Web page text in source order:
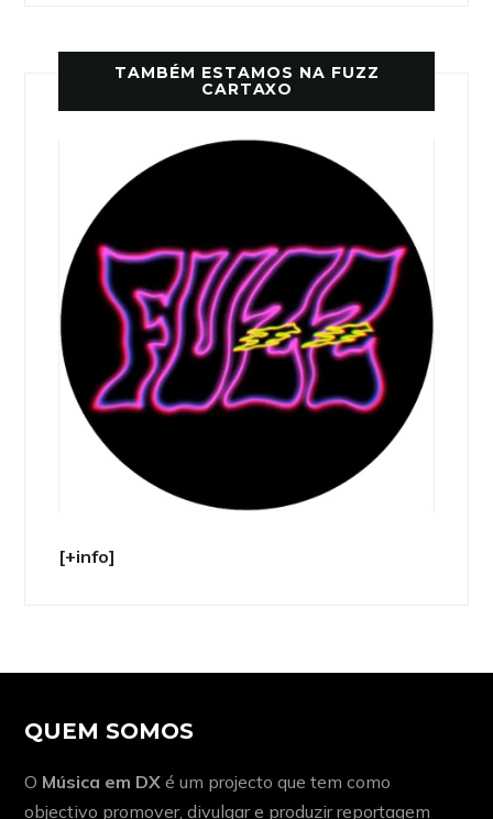
TAMBÉM ESTAMOS NA FUZZ
CARTAXO
[+info]
QUEM SOMOS
O Música em DX é um projecto que tem como
objectivo promover, divulgar e produzir reportagem